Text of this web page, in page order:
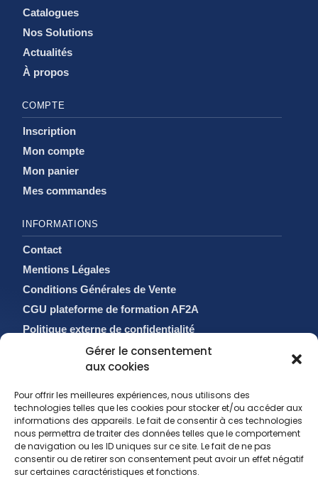
Gérer le consentement
aux cookies
Pour offrir les meilleures expériences, nous utilisons des
technologies telles que les cookies pour stocker et/ou accéder aux
informations des appareils. Le fait de consentir à ces technologies
nous permettra de traiter des données telles que le comportement
de navigation ou les ID uniques sur ce site. Le fait de ne pas
consentir ou de retirer son consentement peut avoir un effet négatif
sur certaines caractéristiques et fonctions.
INFORMATIONS
Contact
Mentions Légales
Conditions Générales de Vente
CGU plateforme de formation AF2A
Politique externe de confidentialité
Politique de cookies (EU)
Catalogues
Nos Solutions
Actualités
À propos
COMPTE
Inscription
Mon compte
Mon panier
Mes commandes